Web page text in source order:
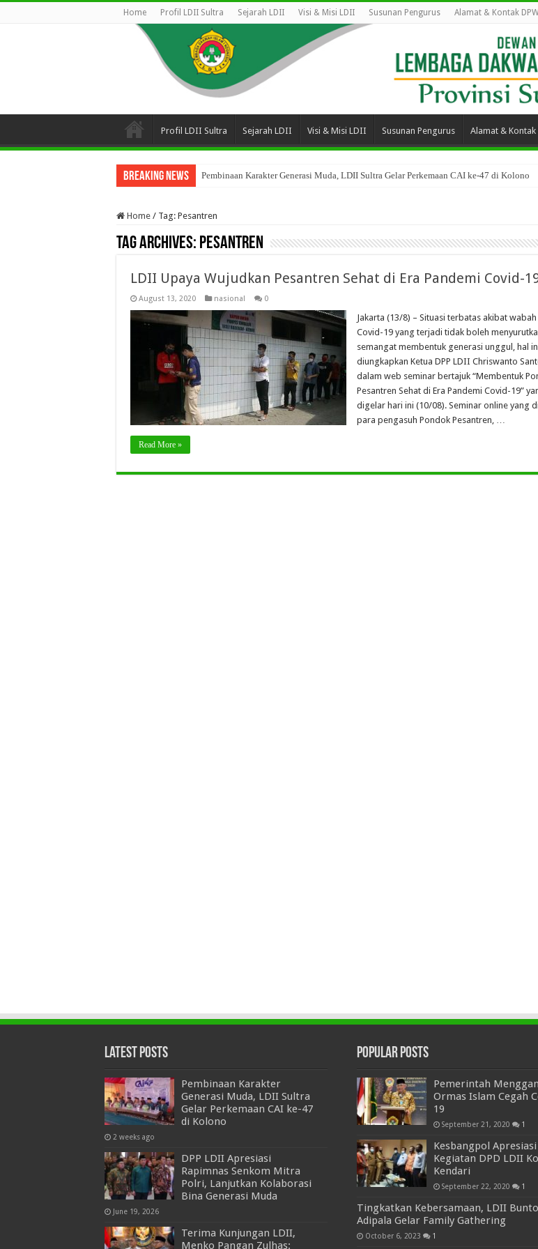
Home Profil LDII Sultra Sejarah LDII Visi & Misi LDII Susunan Pengurus Alamat & Kontak
Profil LDII Sultra Sejarah LDII Visi & Misi LDII Susunan Pengurus Alamat & Kontak
Breaking News Pembinaan Karakter Generasi Muda, LDII Sultra Gelar Perkemaan CAI ke-47 di Kolono
Home / Tag: Pesantren
Tag Archives: Pesantren
LDII Upaya Wujudkan Pesantren Sehat di Era Pandemi Covid-
August 13, 2020 nasional 0
Jakarta (13/8) – Situasi terbatas akibat wabah
Covid-19 yang terjadi tidak boleh
semangat membentuk generasi unggul, hal
diungkapkan Ketua DPP LDII Chriswanto
dalam web seminar bertajuk “Membentuk
Pesantren Sehat di Era Pandemi Covid-19”
digelar hari ini (10/08). Seminar online yang
para pengasuh Pondok Pesantren, …
Read More »
Latest Posts
Pembinaan Karakter
Generasi Muda, LDII Sultra
Gelar Perkemaan CAI ke-47
di Kolono
2 weeks ago
DPP LDII Apresiasi
Rapimnas Senkom Mitra
Polri, Lanjutkan Kolaborasi
Bina Generasi Muda
June 19, 2026
Terima Kunjungan LDII,
Menko Pangan Zulhas:
Popular Posts
Pemerintah
Ormas Islam Cegah
19
September 21, 2020 1
Kesbangpol Apresiasi
Kegiatan DPD LDII
Kendari
September 22, 2020 1
Tingkatkan Kebersamaan, LDII
Adipala Gelar Family Gathering
October 6, 2023 1